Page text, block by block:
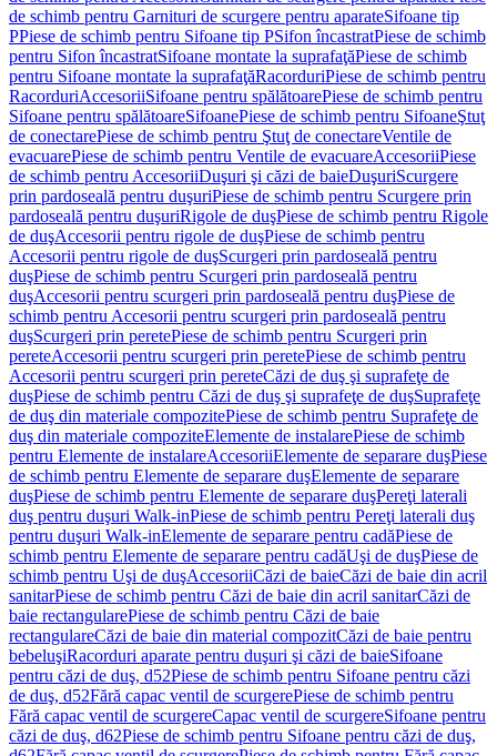
de schimb pentru Garnituri de scurgere pentru aparateSifoane tip
PPiese de schimb pentru Sifoane tip PSifon încastratPiese de schimb
pentru Sifon încastratSifoane montate la suprafaţăPiese de schimb
pentru Sifoane montate la suprafaţăRacorduriPiese de schimb pentru
RacorduriAccesoriiSifoane pentru spălătoarePiese de schimb pentru
Sifoane pentru spălătoareSifoanePiese de schimb pentru SifoaneŞtuţ
de conectarePiese de schimb pentru Ştuţ de conectareVentile de
evacuarePiese de schimb pentru Ventile de evacuareAccesoriiPiese
de schimb pentru AccesoriiDuşuri şi căzi de baieDuşuriScurgere
prin pardoseală pentru duşuriPiese de schimb pentru Scurgere prin
pardoseală pentru duşuriRigole de duşPiese de schimb pentru Rigole
de duşAccesorii pentru rigole de duşPiese de schimb pentru
Accesorii pentru rigole de duşScurgeri prin pardoseală pentru
duşPiese de schimb pentru Scurgeri prin pardoseală pentru
duşAccesorii pentru scurgeri prin pardoseală pentru duşPiese de
schimb pentru Accesorii pentru scurgeri prin pardoseală pentru
duşScurgeri prin peretePiese de schimb pentru Scurgeri prin
pereteAccesorii pentru scurgeri prin peretePiese de schimb pentru
Accesorii pentru scurgeri prin pereteCăzi de duş şi suprafeţe de
duşPiese de schimb pentru Căzi de duş şi suprafeţe de duşSuprafeţe
de duş din materiale compozitePiese de schimb pentru Suprafeţe de
duş din materiale compoziteElemente de instalarePiese de schimb
pentru Elemente de instalareAccesoriiElemente de separare duşPiese
de schimb pentru Elemente de separare duşElemente de separare
duşPiese de schimb pentru Elemente de separare duşPereţi laterali
duş pentru duşuri Walk-inPiese de schimb pentru Pereţi laterali duş
pentru duşuri Walk-inElemente de separare pentru cadăPiese de
schimb pentru Elemente de separare pentru cadăUşi de duşPiese de
schimb pentru Uşi de duşAccesoriiCăzi de baieCăzi de baie din acril
sanitarPiese de schimb pentru Căzi de baie din acril sanitarCăzi de
baie rectangularePiese de schimb pentru Căzi de baie
rectangulareCăzi de baie din material compozitCăzi de baie pentru
bebeluşiRacorduri aparate pentru duşuri şi căzi de baieSifoane
pentru căzi de duş, d52Piese de schimb pentru Sifoane pentru căzi
de duş, d52Fără capac ventil de scurgerePiese de schimb pentru
Fără capac ventil de scurgereCapac ventil de scurgereSifoane pentru
căzi de duş, d62Piese de schimb pentru Sifoane pentru căzi de duş,